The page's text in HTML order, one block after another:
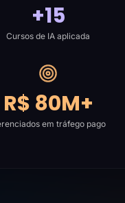
+15
Cursos de IA aplicada
R$ 80M+
em tráfego pago